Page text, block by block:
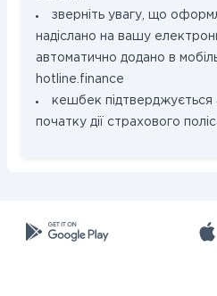
зверніть увагу, що
надіслано на вашу
автоматично додано в
hotline.finance
кешбек підтверджується
початку дії страхового